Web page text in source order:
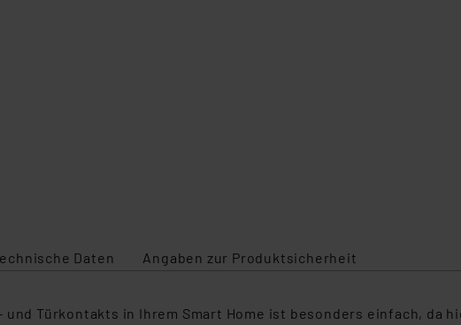
Daten Angaben zur Produktsicherheit
Türkontakts in Ihrem Smart Home ist besonders einfach, da